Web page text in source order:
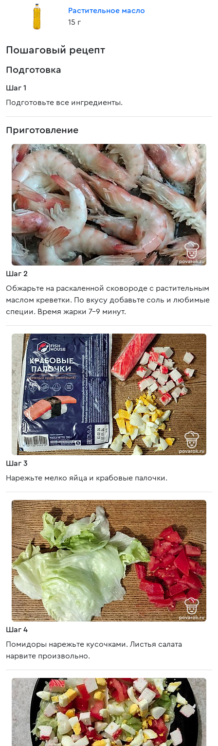
Растительное масло
15 г
Пошаговый рецепт
Подготовка
Шаг 1
Подготовьте все ингредиенты.
Приготовление
Шаг 2
Обжарьте на раскаленной сковороде с растительным
маслом креветки. По вкусу добавьте соль и любимые
специи. Время жарки 7-9 минут.
Шаг 3
Нарежьте мелко яйца и крабовые палочки.
Шаг 4
Помидоры нарежьте кусочками. Листья салата
нарвите произвольно.